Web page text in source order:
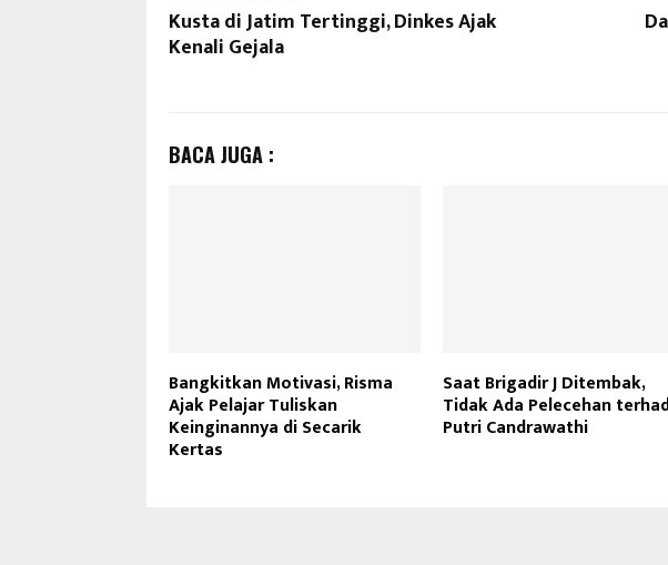
Kusta di Jatim Tertinggi, Dinkes Ajak
Kenali Gejala
BACA JUGA :
Bangkitkan Motivasi, Risma
Ajak Pelajar Tuliskan
Keinginannya di Secarik
Kertas
Saat Brigadir J Ditembak,
Tidak Ada Pelecehan
Putri Candrawathi